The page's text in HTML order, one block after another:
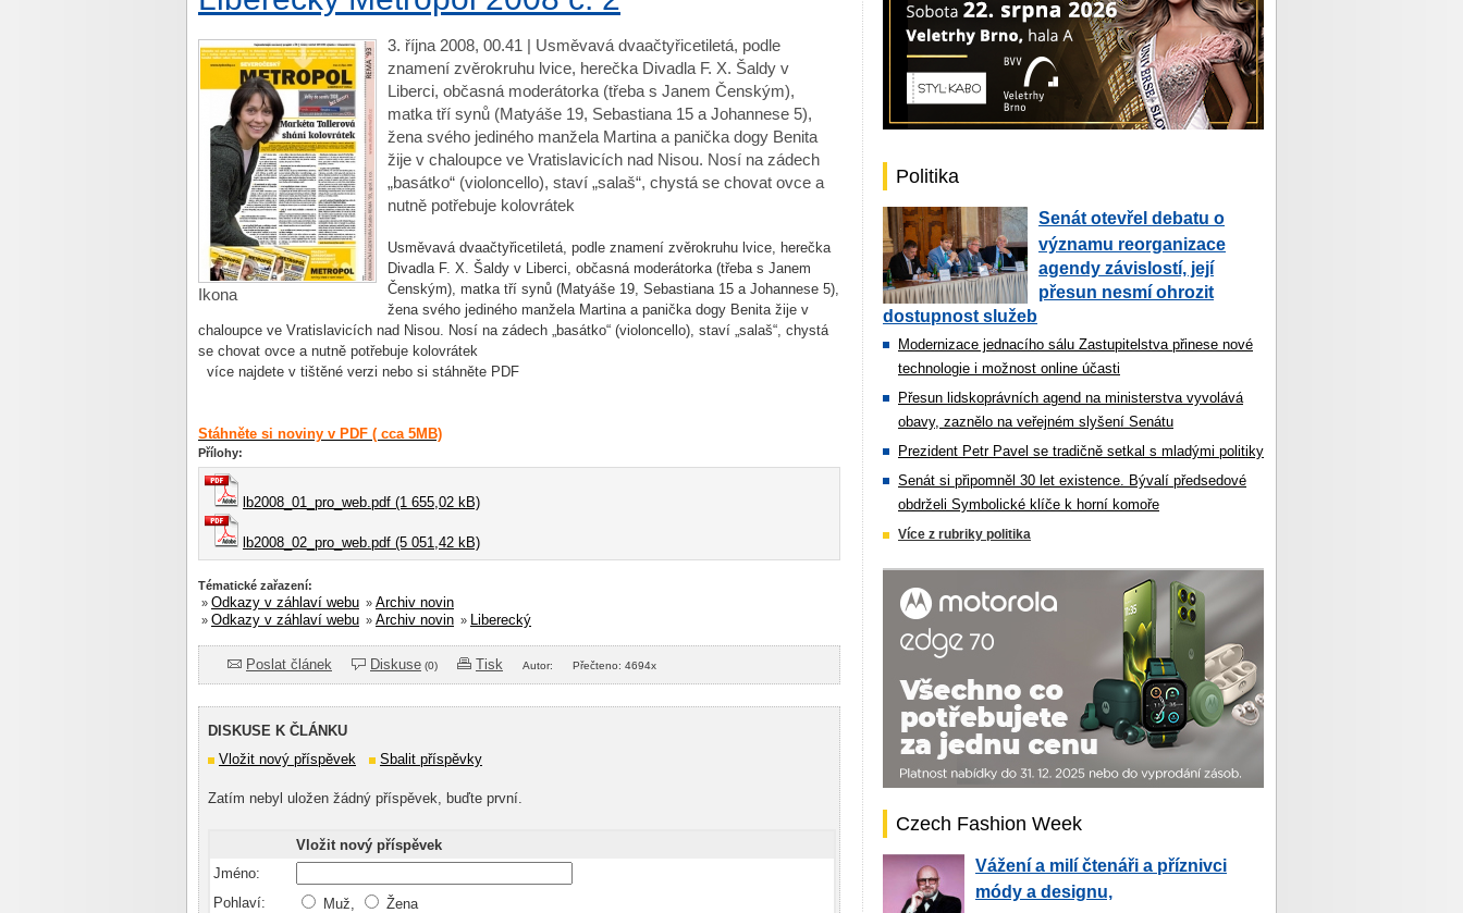
Ikona
3. října 2008, 00.41 | Usměvavá dvaačtyřicetiletá, podle
znamení zvěrokruhu lvice, herečka Divadla F. X. Šaldy v
Liberci, občasná moderátorka (třeba s Janem Čenským),
matka tří synů (Matyáše 19, Sebastiana 15 a Johannese 5),
žena svého jediného manžela Martina a panička dogy Benita
žije v chaloupce ve Vratislavicích nad Nisou. Nosí na zádech
„basátko“ (violoncello), staví „salaš“, chystá se chovat ovce a
nutně potřebuje kolovrátek
Usměvavá dvaačtyřicetiletá, podle znamení zvěrokruhu lvice, herečka
Divadla F. X. Šaldy v Liberci, občasná moderátorka (třeba s Janem
Čenským), matka tří synů (Matyáše 19, Sebastiana 15 a Johannese 5),
žena svého jediného manžela Martina a panička dogy Benita žije v
chaloupce ve Vratislavicích nad Nisou. Nosí na zádech „basátko“ (violoncello), staví „salaš“, chystá
se chovat ovce a nutně potřebuje kolovrátek
více najdete v tištěné verzi nebo si stáhněte PDF
Stáhněte si noviny v PDF ( cca 5MB)
Přílohy:
lb2008_01_pro_web.pdf (1 655,02 kB)
lb2008_02_pro_web.pdf (5 051,42 kB)
Tématické zařazení:
» Odkazy v záhlaví webu » Archiv novin
» Odkazy v záhlaví webu » Archiv novin » Liberecký
Poslat článek Diskuse (0) Tisk Autor: Přečteno: 4694x
DISKUSE K ČLÁNKU
Vložit nový příspěvek
Sbalit příspěvky
Zatím nebyl uložen žádný příspěvek, buďte první.
Vložit nový příspěvek
Jméno:
Pohlaví:
Muž,
Žena
Politika
Senát otevřel debatu o
významu reorganizace
agendy závislostí, její
přesun nesmí ohrozit
dostupnost služeb
Modernizace jednacího sálu Zastupitelstva přinese nové
technologie i možnost online účasti
Přesun lidskoprávních agend na ministerstva vyvolává
obavy, zaznělo na veřejném slyšení Senátu
Prezident Petr Pavel se tradičně setkal s mladými politiky
Senát si připomněl 30 let existence. Bývalí předsedové
obdrželi Symbolické klíče k horní komoře
Více z rubriky politika
Czech Fashion Week
Vážení a milí čtenáři a příznivci
módy a designu,